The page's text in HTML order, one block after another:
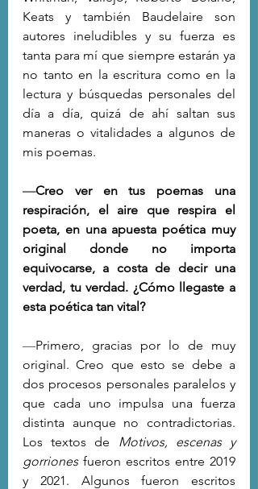
Keats y también Baudelaire son
autores ineludibles y su fuerza es
tanta para mí que siempre estarán ya
no tanto en la escritura como en la
lectura y búsquedas personales del
día a día, quizá de ahí saltan sus
maneras o vitalidades a algunos de
mis poemas.
—Creo ver en tus poemas una
respiración, el aire que respira el
poeta, en una apuesta poética muy
original donde no importa
equivocarse, a costa de decir una
verdad, tu verdad. ¿Cómo llegaste a
esta poética tan vital?
—Primero, gracias por lo de muy
original. Creo que esto se debe a
dos procesos personales paralelos y
que cada uno impulsa una fuerza
distinta aunque no contradictorias.
Los textos de Motivos, escenas y
gorriones fueron escritos entre 2019
y 2021. Algunos fueron escritos